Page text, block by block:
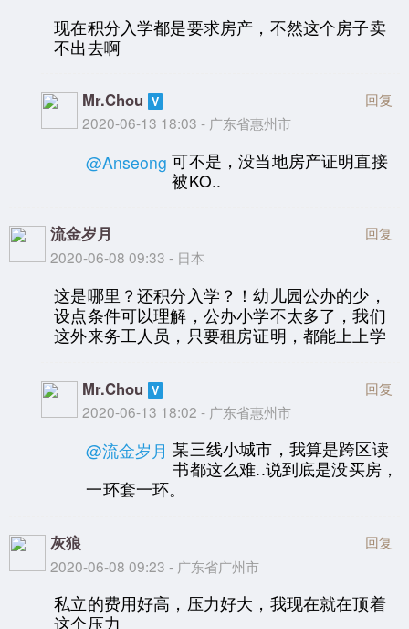
现在积分入学都是要求房产，不然这个房子卖
不出去啊
Mr.Chou
2020-06-13 18:03 - 广东省惠州市
回复
@Anseong 可不是，没当地房产证明直接
被KO..
流金岁月
2020-06-08 09:33 - 日本
回复
这是哪里？还积分入学？！幼儿园公办的少，
设点条件可以理解，公办小学不太多了，我们
这外来务工人员，只要租房证明，都能上上学
Mr.Chou
2020-06-13 18:02 - 广东省惠州市
回复
@流金岁月 某三线小城市，我算是跨区读
书都这么难..说到底是没买房，
一环套一环。
灰狼
2020-06-08 09:23 - 广东省广州市
回复
私立的费用好高，压力好大，我现在就在顶着
这个压力